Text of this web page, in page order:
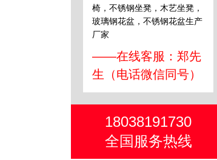
椅，不锈钢坐凳，木艺坐凳，
玻璃钢花盆，不锈钢花盆生产
厂家
——在线客服：郑先
生（电话微信同号）
18038191730
全国服务热线